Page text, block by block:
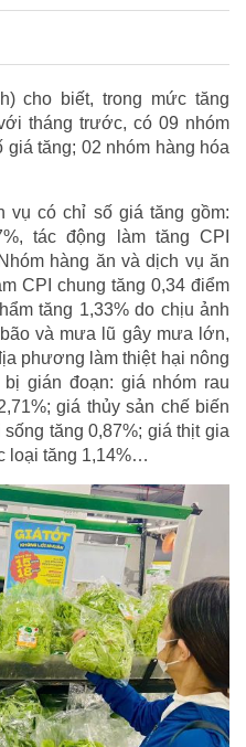
cho biết, trong mức tăng
tháng trước, có 09 nhóm
giá tăng; 02 nhóm hàng hóa
vụ có chỉ số giá tăng gồm:
tác động làm tăng CPI
hàng ăn và dịch vụ ăn
CPI chung tăng 0,34 điểm
tăng 1,33% do chịu ảnh
và mưa lũ gây mưa lớn,
phương làm thiệt hại nông
gián đoạn: giá nhóm rau
giá thủy sản chế biến
tăng 0,87%; giá thịt gia
loại tăng 1,14%…